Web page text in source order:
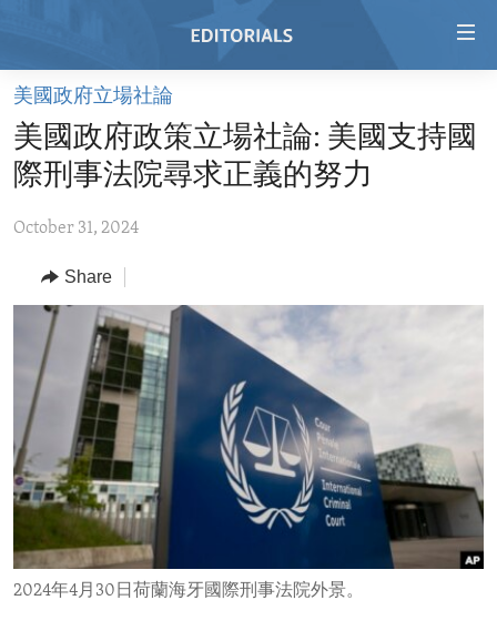
Skip
main
content
to
Navigation
Skip
Search
HOME
VIDEO
REGIONS
AFRICA
AMERICAS
ASIA
EUROPE
MIDDLE EAST
TOPICS
HUMAN RIGHTS
SECURITY AND DEFENSE
AID AND DEVELOPMENT
DEMOCRACY AND GOVERNANCE
ECONOMY AND TRADE
ENVIRONMENT AND HEALTH
IDEALS AND INSTITUTIONS
ARCHIVE
ABOUT US
FOLLOW US
美國政府立場社論
美國政府政策立場社論: 美國支持國
際刑事法院尋求正義的努力
October 31, 2024
Share
2024年4月30日荷蘭海牙國際刑事法院外景。